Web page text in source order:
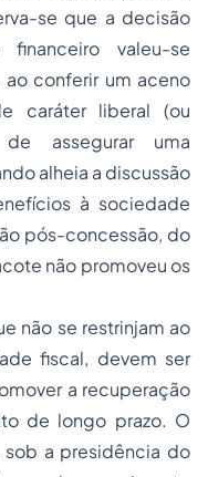
se que a decisão
valeu-se
conferir um aceno
caráter liberal (ou
assegurar uma
alheia a discussão
à sociedade
pós-concessão, do
não promoveu os
não se restrinjam ao
fiscal, devem ser
a recuperação
de longo prazo. O
sob a presidência do